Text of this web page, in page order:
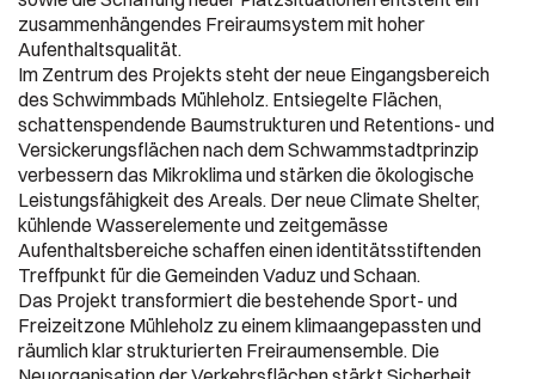
zusammenhängendes Freiraumsystem mit hoher
Aufenthaltsqualität.
Im Zentrum des Projekts steht der neue Eingangsbereich
des Schwimmbads Mühleholz. Entsiegelte Flächen,
schattenspendende Baumstrukturen und Retentions- und
Versickerungsflächen nach dem Schwammstadtprinzip
verbessern das Mikroklima und stärken die ökologische
Leistungsfähigkeit des Areals. Der neue Climate Shelter,
kühlende Wasserelemente und zeitgemässe
Aufenthaltsbereiche schaffen einen identitätsstiftenden
Treffpunkt für die Gemeinden Vaduz und Schaan.
Das Projekt transformiert die bestehende Sport- und
Freizeitzone Mühleholz zu einem klimaangepassten und
räumlich klar strukturierten Freiraumensemble. Die